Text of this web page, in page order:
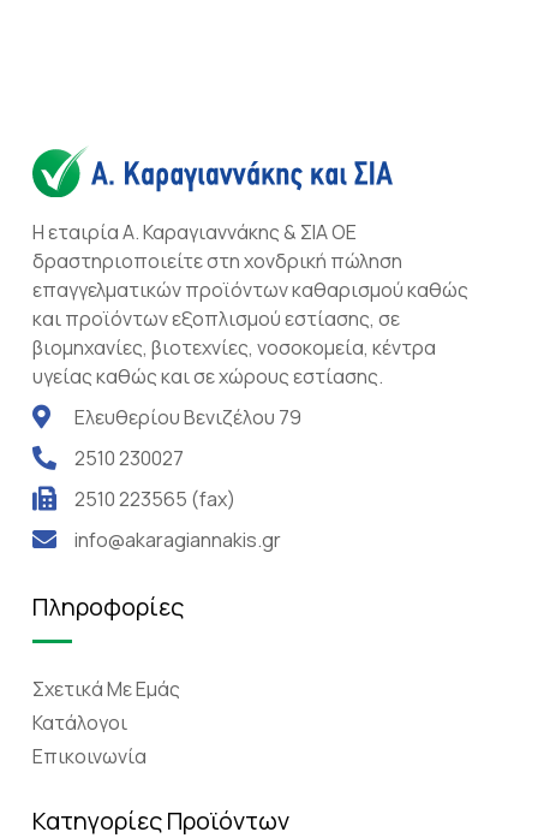
Η εταιρία Α. Καραγιαννάκης & ΣΙΑ ΟΕ
δραστηριοποιείτε στη χονδρική πώληση
επαγγελματικών προϊόντων καθαρισμού καθώς
και προϊόντων εξοπλισμού εστίασης, σε
βιομηχανίες, βιοτεχνίες, νοσοκομεία, κέντρα
υγείας καθώς και σε χώρους εστίασης.
Ελευθερίου Βενιζέλου 79
2510 230027
2510 223565 (fax)
info@akaragiannakis.gr
Πληροφορίες
Σχετικά Mε Eμάς
Κατάλογοι
Επικοινωνία
Κατηγορίες Προϊόντων